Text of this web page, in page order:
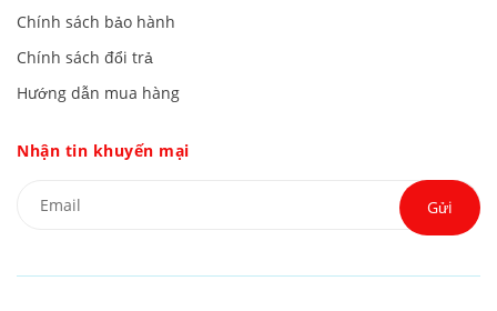
Chính sách bảo hành
Chính sách đổi trả
Hướng dẫn mua hàng
Nhận tin khuyến mại
Gửi